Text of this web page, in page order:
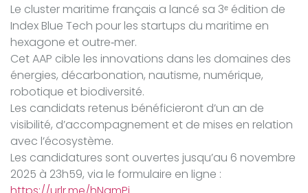
Le cluster maritime français a lancé sa 3ᵉ édition de
Index Blue Tech pour les startups du maritime en
hexagone et outre‑mer.
Cet AAP cible les innovations dans les domaines des
énergies, décarbonation, nautisme, numérique,
robotique et biodiversité.
Les candidats retenus bénéficieront d’un an de
visibilité, d’accompagnement et de mises en relation
avec l’écosystème.
Les candidatures sont ouvertes jusqu’au 6 novembre
2025 à 23h59, via le formulaire en ligne :